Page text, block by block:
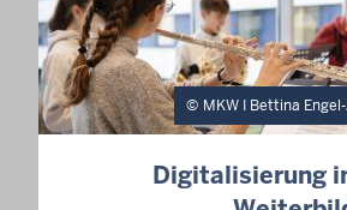
MKW I Bettina
Digitalisierung